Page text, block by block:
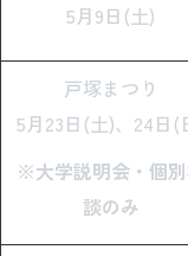
5月9日(土)
戸塚まつり
5月23日(土)、24日(
※大学説明会・個
談のみ